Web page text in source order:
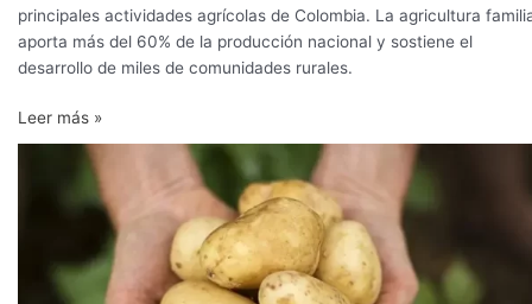
principales actividades agrícolas de Colombia. La agricultura
aporta más del 60% de la producción nacional y sostiene el
desarrollo de miles de comunidades rurales.
Leer más »
acuerdo